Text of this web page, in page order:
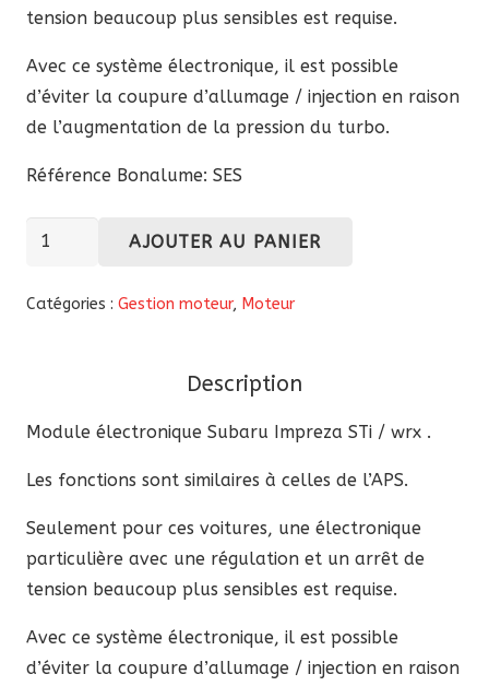
tension beaucoup plus sensibles est requise.
Avec ce système électronique, il est possible
d’éviter la coupure d’allumage / injection en raison
de l’augmentation de la pression du turbo.
Référence Bonalume: SES
quantité
Module
AJOUTER AU PANIER
Catégories : Gestion moteur, Moteur
Description
Module électronique Subaru Impreza STi / wrx .
Les fonctions sont similaires à celles de l’APS.
Seulement pour ces voitures, une électronique
particulière avec une régulation et un arrêt de
tension beaucoup plus sensibles est requise.
Avec ce système électronique, il est possible
d’éviter la coupure d’allumage / injection en raison